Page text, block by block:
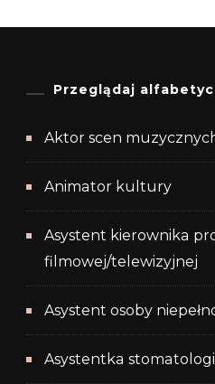
Przeglądaj
Aktor scen
Animator kultury
Asystent kierownika
filmowej/telewizyjnej
Asystent osoby
Asystentka